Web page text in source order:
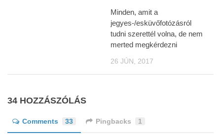
Minden, amit a
jegyes-/esküvőfotózásról
tudni szerettél volna, de nem
merted megkérdezni
26 JÚN, 2017
34 HOZZÁSZÓLÁS
Comments 33 Pingbacks 1